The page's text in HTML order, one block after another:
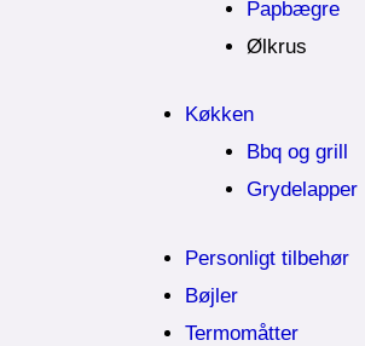
Papbægre
Ølkrus
Køkken
Bbq og grill
Grydelapper
Personligt tilbehør
Bøjler
Termomåtter